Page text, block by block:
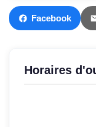
Facebook
Horaires